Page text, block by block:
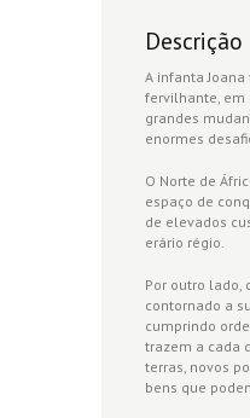
Descrição
A infanta
fervilhante, em
grandes
enormes
O Norte de
espaço de
de elevados
erário régio.
Por outro lado,
contornado a
cumprindo
trazem a cada
terras, novos
bens que